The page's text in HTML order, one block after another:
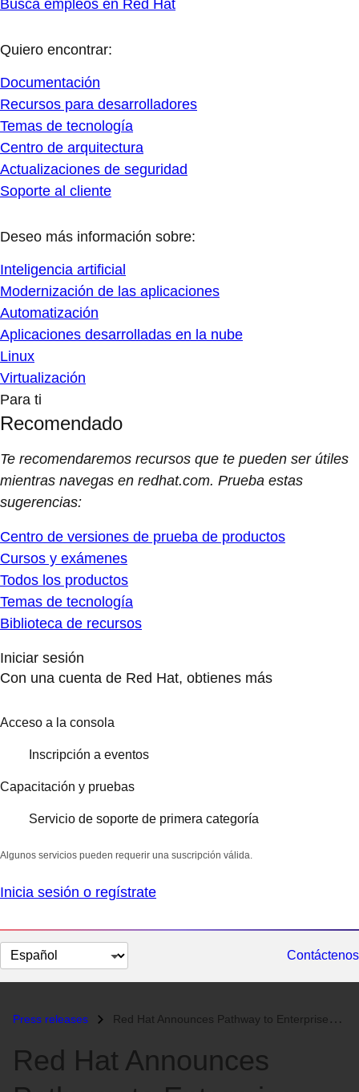
Busca empleos en Red Hat
Quiero encontrar:
Documentación
Recursos para desarrolladores
Temas de tecnología
Centro de arquitectura
Actualizaciones de seguridad
Soporte al cliente
Deseo más información sobre:
Inteligencia artificial
Modernización de las aplicaciones
Automatización
Aplicaciones desarrolladas en la nube
Linux
Virtualización
Para ti
Recomendado
Te recomendaremos recursos que te pueden ser útiles
mientras navegas en redhat.com. Prueba estas
sugerencias:
Centro de versiones de prueba de productos
Cursos y exámenes
Todos los productos
Temas de tecnología
Biblioteca de recursos
Iniciar sesión
Con una cuenta de Red Hat, obtienes más
Acceso a la consola
Inscripción a eventos
Capacitación y pruebas
Servicio de soporte de primera categoría
Algunos servicios pueden requerir una suscripción válida.
Inicia sesión o regístrate
Cambiar
el
Contáctenos
Press releases Red Hat Announces Pathway to Enterprise-Ready Linux Containers...
Red Hat Announces